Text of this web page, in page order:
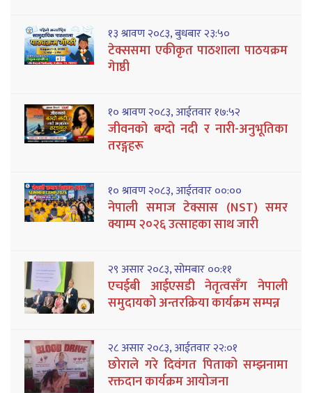
१३ श्रावण २०८३, बुधबार २३:५०
टेक्ससमा एकीकृत पाठशाला पाठयक्रम
गेाष्ठी
१० श्रावण २०८३, आईतवार १७:५२
जीवनको बग्दो नदी र नारी-अनुभूतिका
तरङ्गहरू
१० श्रावण २०८३, आईतवार ००:००
नेपाली समाज टेक्सास (NST) समर
क्याम्प २०२६ उत्साहका साथ जारी
२९ असार २०८३, सोमबार ००:११
एचईबी आईएसडी नेतृत्वसँग नेपाली
समुदायको अन्तरक्रिया कार्यक्रम सम्पन्न
२८ असार २०८३, आईतवार २२:०१
छोराले गरे दिवंगत पिताको सम्झनामा
रक्तदान कार्यक्रम आयोजना